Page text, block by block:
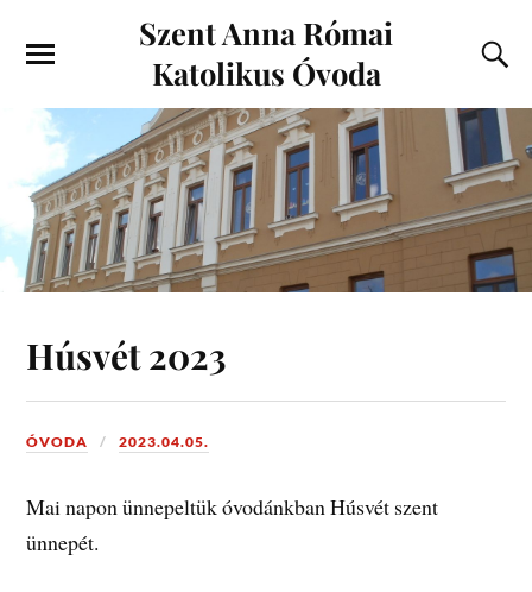
Szent Anna Római
Katolikus Óvoda
Húsvét 2023
ÓVODA 2023.04.05.
Mai napon ünnepeltük óvodánkban Húsvét szent
ünnepét.